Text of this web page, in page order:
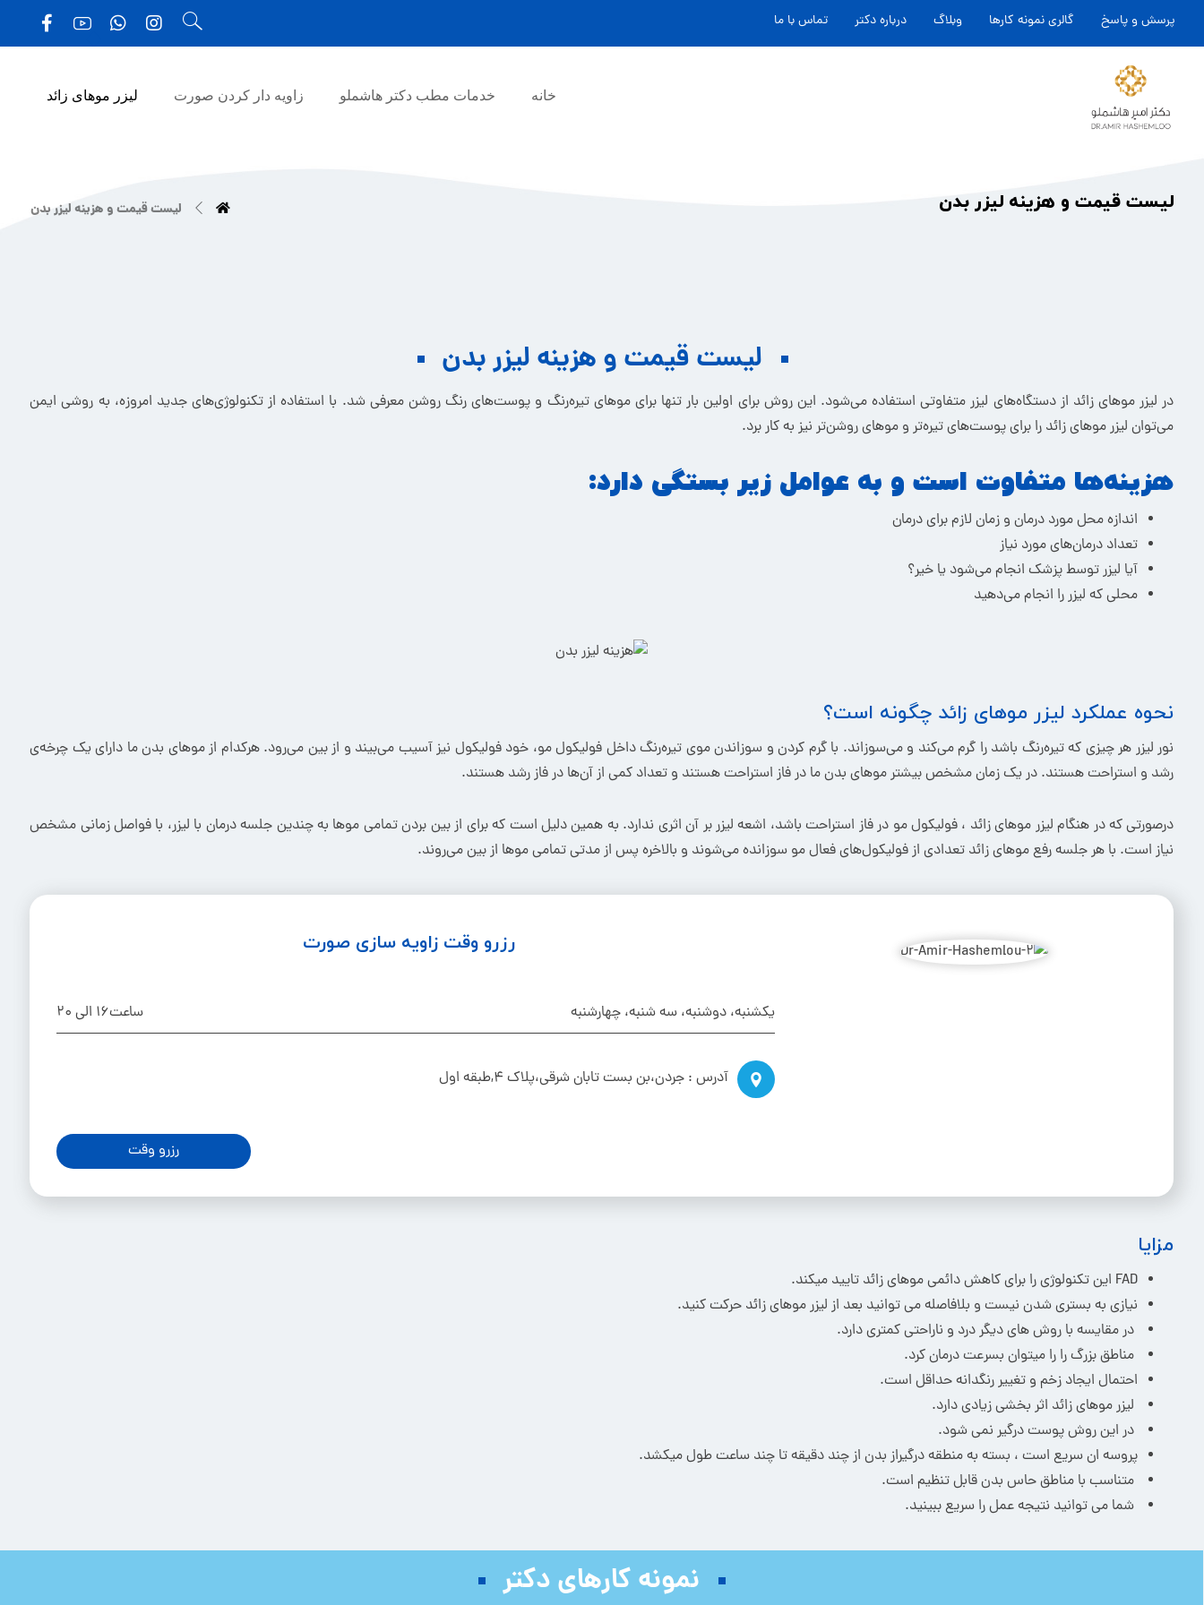
پرسش و پاسخ گالری نمونه کارها وبلاگ درباره دکتر تماس با ما
خانه خدمات مطب دکتر هاشملو زاویه دار کردن صورت لیزر موهای زائد
لیست قیمت و هزینه لیزر بدن لیست قیمت و هزینه لیزر بدن
لیست قیمت و هزینه لیزر بدن
در لیزر موهای زائد از دستگاه‌های لیزر متفاوتی استفاده می‌شود. این روش برای اولین بار تنها برای موهای تیره‌رنگ و پوست‌های رنگ روشن معرفی شد. با استفاده از تکنولوژی‌های جدید امروزه، به روشی ایمن
می‌توان لیزر موهای زائد را برای پوست‌های تیره‌تر و موهای روشن‌تر نیز به کار برد.
هزینه‌ها متفاوت است و به عوامل زیر بستگی دارد:
اندازه محل مورد درمان و زمان لازم برای درمان
تعداد درمان‌های مورد نیاز
آیا لیزر توسط پزشک انجام می‌شود یا خیر؟
محلی که لیزر را انجام می‌دهید
نحوه عملکرد لیزر موهای زائد چگونه است؟
نور لیزر هر چیزی که تیره‌رنگ باشد را گرم می‌کند و می‌سوزاند. با گرم کردن و سوزاندن موی تیره‌رنگ داخل فولیکول مو، خود فولیکول نیز آسیب می‌بیند و از بین می‌رود. هرکدام از موهای بدن ما دارای یک چرخه‌ی
رشد و استراحت هستند. در یک زمان مشخص بیشتر موهای بدن ما در فاز استراحت هستند و تعداد کمی از آن‌ها در فاز رشد هستند.
درصورتی‌ که در هنگام لیزر موهای زائد ، فولیکول مو در فاز استراحت باشد، اشعه لیزر بر آن اثری ندارد. به همین دلیل است که برای از بین بردن تمامی ‌موها به چندین جلسه درمان با لیزر، با فواصل زمانی مشخص
نیاز است. با هر جلسه رفع موهای زائد تعدادی از فولیکول‌های فعال مو سوزانده می‌شوند و بالاخره پس از مدتی تمامی‌ موها از بین می‌روند.
رزرو وقت زاویه سازی صورت
یکشنبه، دوشنبه، سه شنبه، چهارشنبه ساعت16 الی 20
آدرس : جردن،بن بست تابان شرقی،پلاک ۴,طبقه اول
رزرو وقت
مزایا
FAD این تکنولوژی را برای کاهش دائمی موهای زائد تایید میکند.
نیازی به بستری شدن نیست و بلافاصله می توانید بعد از لیزر موهای زائد حرکت کنید.
در مقایسه با روش های دیگر درد و ناراحتی کمتری دارد.
مناطق بزرگ را را میتوان بسرعت درمان کرد.
احتمال ایجاد زخم و تغییر رنگدانه حداقل است.
لیزر موهای زائد اثر بخشی زیادی دارد.
در این روش پوست درگیر نمی شود.
پروسه ان سریع است ، بسته به منطقه درگیراز بدن از چند دقیقه تا چند ساعت طول میکشد.
متناسب با مناطق حاس بدن قابل تنظیم است.
شما می توانید نتیجه عمل را سریع ببینید.
نمونه کارهای دکتر